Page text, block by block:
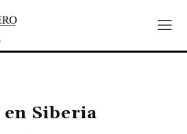
en Siberia